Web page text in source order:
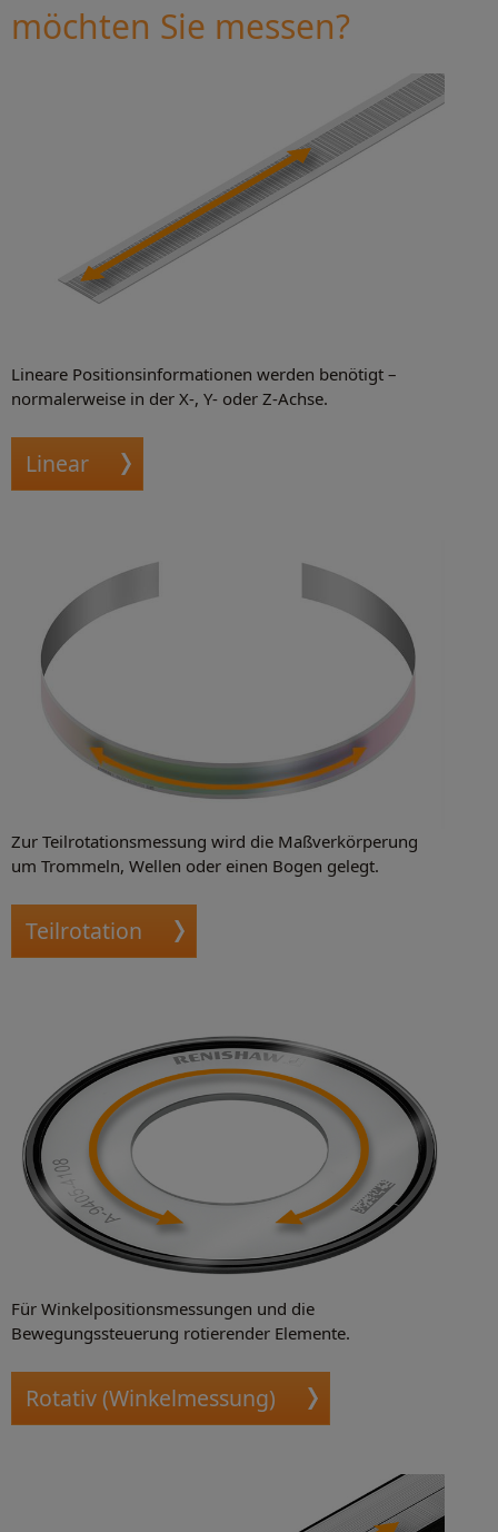
möchten Sie messen?
Lineare Positionsinformationen werden benötigt –
normalerweise in der X-, Y- oder Z-Achse.
Linear
Zur Teilrotationsmessung wird die Maßverkörperung
um Trommeln, Wellen oder einen Bogen gelegt.
Teilrotation
Für Winkelpositionsmessungen und die
Bewegungssteuerung rotierender Elemente.
Rotativ (Winkelmessung)